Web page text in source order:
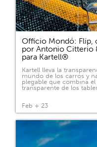
Officio Mondó: Flip,
por Antonio Citterio
para Kartell®
Kartell lleva la
mundo de los carros y
plegable que combina
transparente de los
Feb + 23